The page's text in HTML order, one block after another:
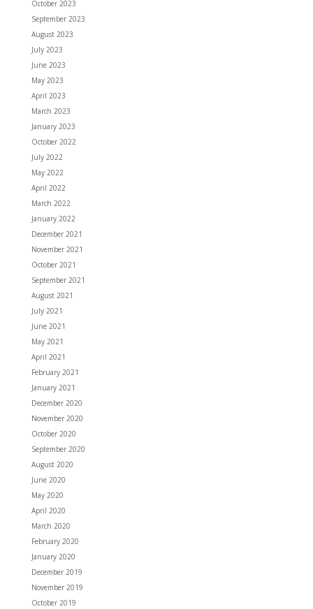
October 2023
September 2023
August 2023
July 2023
June 2023
May 2023
April 2023
March 2023
January 2023
October 2022
July 2022
May 2022
April 2022
March 2022
January 2022
December 2021
November 2021
October 2021
September 2021
August 2021
July 2021
June 2021
May 2021
April 2021
February 2021
January 2021
December 2020
November 2020
October 2020
September 2020
August 2020
June 2020
May 2020
April 2020
March 2020
February 2020
January 2020
December 2019
November 2019
October 2019